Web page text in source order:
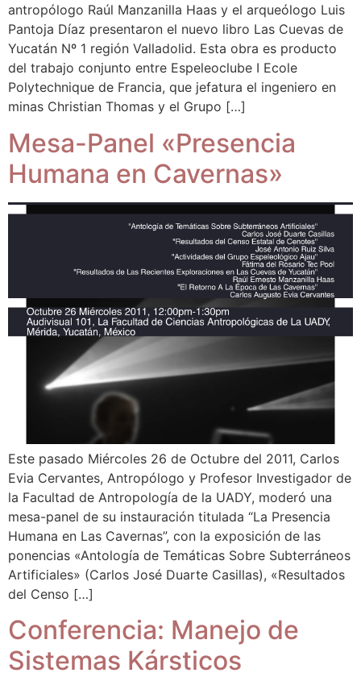
antropólogo Raúl Manzanilla Haas y el arqueólogo Luis
Pantoja Díaz presentaron el nuevo libro Las Cuevas de
Yucatán Nº 1 región Valladolid. Esta obra es producto
del trabajo conjunto entre Espeleoclube I Ecole
Polytechnique de Francia, que jefatura el ingeniero en
minas Christian Thomas y el Grupo […]
Mesa-Panel «Presencia
Humana en Cavernas»
Este pasado Miércoles 26 de Octubre del 2011, Carlos
Evia Cervantes, Antropólogo y Profesor Investigador de
la Facultad de Antropología de la UADY, moderó una
mesa-panel de su instauración titulada “La Presencia
Humana en Las Cavernas”, con la exposición de las
ponencias «Antología de Temáticas Sobre Subterráneos
Artificiales» (Carlos José Duarte Casillas), «Resultados
del Censo […]
Conferencia: Manejo de
Sistemas Kársticos